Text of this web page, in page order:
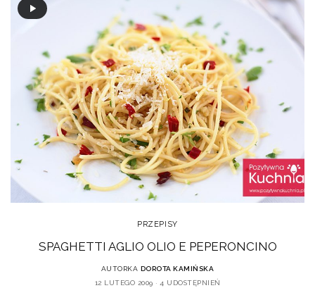
PRZEPISY
SPAGHETTI AGLIO OLIO E PEPERONCINO
AUTORKA DOROTA KAMIŃSKA
12 LUTEGO 2009
4 UDOSTĘPNIEŃ